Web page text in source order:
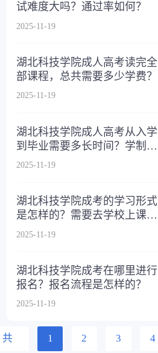
试难度大吗？通过率如何？
2025-11-19
湖北科技学院成人高考读完全
部课程，总共需要多少学费？
2025-11-19
湖北科技学院成人高考从入学
到毕业需要多长时间？学制是
几年？
2025-11-19
湖北科技学院成考的学习形式
是怎样的？需要去学校上课
吗？
2025-11-19
湖北科技学院成考在哪里进行
报名？报名流程是怎样的？
2025-11-19
共 1 2 3 4